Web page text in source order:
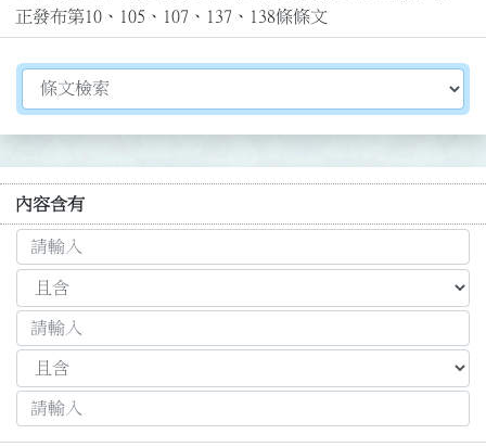
正發布第10、105、107、137、138條條文
切換選擇法規資訊內容
內容含有